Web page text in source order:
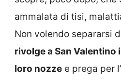
ammalata di tisi,
Non volendo separarsi
rivolge a San Valentino
loro nozze e prega per